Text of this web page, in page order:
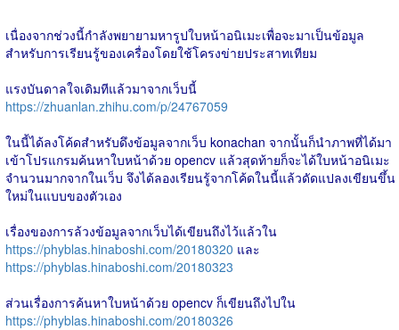
เนื่องจากช่วงนี้กำลังพยายามหารูปใบหน้าอนิเมะเพื่อจะมาเป็นข้อมูล
สำหรับการเรียนรู้ของเครื่องโดยใช้โครงข่ายประสาทเทียม
แรงบันดาลใจเดิมทีแล้วมาจากเว็บนี้
https://zhuanlan.zhihu.com/p/24767059
ในนี้ได้ลงโค้ดสำหรับดึงข้อมูลจากเว็บ konachan จากนั้นก็นำภาพที่ได้มา
เข้าโปรแกรมค้นหาใบหน้าด้วย opencv แล้วสุดท้ายก็จะได้ใบหน้าอนิเมะ
จำนวนมากจากในเว็บ จึงได้ลองเรียนรู้จากโค้ดในนี้แล้วดัดแปลงเขียนขึ้น
ใหม่ในแบบของตัวเอง
เรื่องของการล้วงข้อมูลจากเว็บได้เขียนถึงไว้แล้วใน
https://phyblas.hinaboshi.com/20180320 และ
https://phyblas.hinaboshi.com/20180323
ส่วนเรื่องการค้นหาใบหน้าด้วย opencv ก็เขียนถึงไปใน
https://phyblas.hinaboshi.com/20180326